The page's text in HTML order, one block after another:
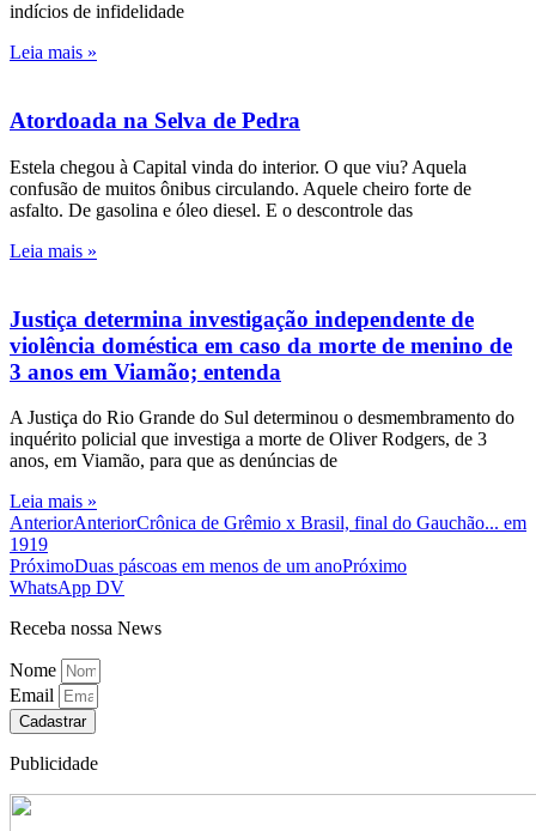
indícios de infidelidade
Leia mais »
Atordoada na Selva de Pedra
Estela chegou à Capital vinda do interior. O que viu? Aquela
confusão de muitos ônibus circulando. Aquele cheiro forte de
asfalto. De gasolina e óleo diesel. E o descontrole das
Leia mais »
Justiça determina investigação independente de
violência doméstica em caso da morte de menino de
3 anos em Viamão; entenda
A Justiça do Rio Grande do Sul determinou o desmembramento do
inquérito policial que investiga a morte de Oliver Rodgers, de 3
anos, em Viamão, para que as denúncias de
Leia mais »
AnteriorAnteriorCrônica de Grêmio x Brasil, final do Gauchão... em
1919
PróximoDuas páscoas em menos de um anoPróximo
WhatsApp DV
Receba nossa News
Nome
Email
Cadastrar
Publicidade